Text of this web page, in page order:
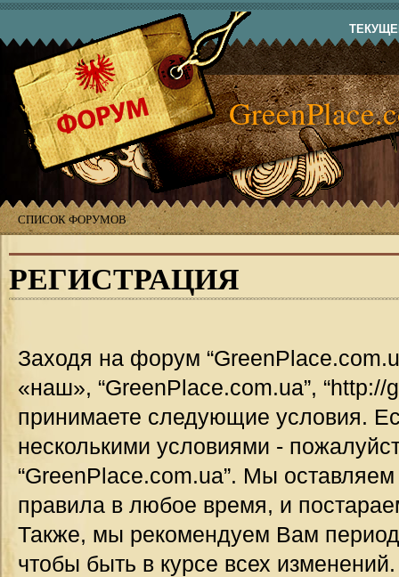
СПИСОК ФОРУМОВ
РЕГИСТРАЦИЯ
Заходя на форум
«наш», “GreenPlace.com.ua”,
принимаете следующие условия.
несколькими условиями -
“GreenPlace.com.ua”. Мы
правила в любое время, и
Также, мы рекомендуем Вам
чтобы быть в курсе всех